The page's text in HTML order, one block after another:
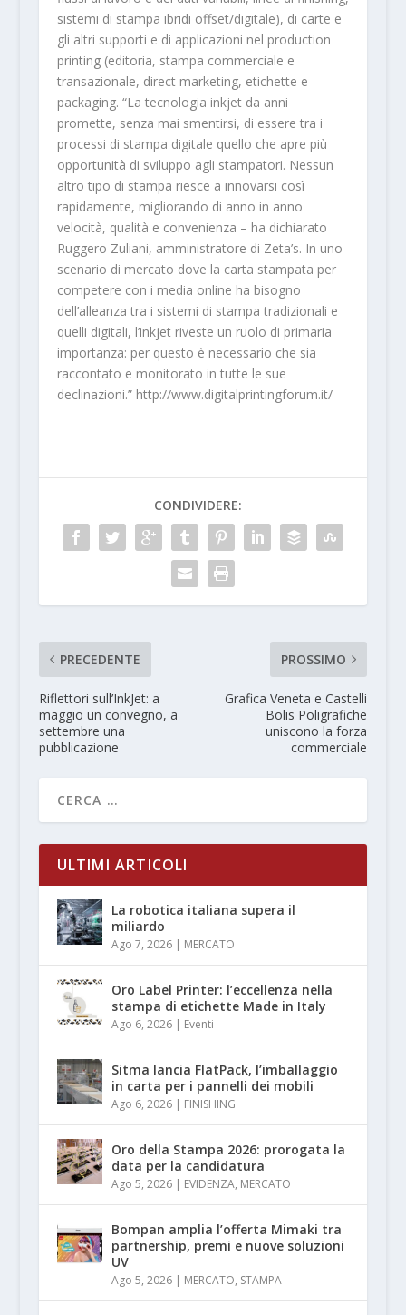
sistemi di stampa ibridi offset/digitale), di carte e
gli altri supporti e di applicazioni nel production
printing (editoria, stampa commerciale e
transazionale, direct marketing, etichette e
packaging. “La tecnologia inkjet da anni
promette, senza mai smentirsi, di essere tra i
processi di stampa digitale quello che apre più
opportunità di sviluppo agli stampatori. Nessun
altro tipo di stampa riesce a innovarsi così
rapidamente, migliorando di anno in anno
velocità, qualità e convenienza – ha dichiarato
Ruggero Zuliani, amministratore di Zeta’s. In uno
scenario di mercato dove la carta stampata per
competere con i media online ha bisogno
dell’alleanza tra i sistemi di stampa tradizionali e
quelli digitali, l’inkjet riveste un ruolo di primaria
importanza: per questo è necessario che sia
raccontato e monitorato in tutte le sue
declinazioni.” http://www.digitalprintingforum.it/
CONDIVIDERE:
PRECEDENTE
Riflettori sull’InkJet: a
maggio un convegno, a
settembre una
pubblicazione
PROSSIMO
Grafica Veneta e Castelli
Bolis Poligrafiche
uniscono la forza
commerciale
ULTIMI ARTICOLI
La robotica italiana supera il
miliardo
Ago 7, 2026| MERCATO
Oro Label Printer: l’eccellenza nella
stampa di etichette Made in Italy
Ago 6, 2026| Eventi
Sitma lancia FlatPack, l’imballaggio
in carta per i pannelli dei mobili
Ago 6, 2026| FINISHING
Oro della Stampa 2026: prorogata la
data per la candidatura
Ago 5, 2026| EVIDENZA, MERCATO
Bompan amplia l’offerta Mimaki tra
partnership, premi e nuove soluzioni
UV
Ago 5, 2026| MERCATO, STAMPA